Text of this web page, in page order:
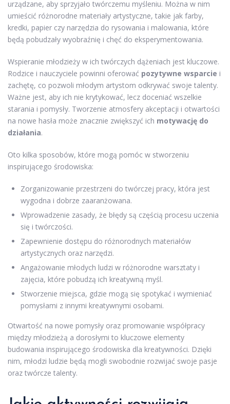
urządzane, aby sprzyjało twórczemu myśleniu. Można w nim
umieścić różnorodne materiały artystyczne, takie jak farby,
kredki, papier czy narzędzia do rysowania i malowania, które
będą pobudzały wyobraźnię i chęć do eksperymentowania.
Wspieranie młodzieży w ich twórczych dążeniach jest kluczowe.
Rodzice i nauczyciele powinni oferować pozytywne wsparcie i
zachętę, co pozwoli młodym artystom odkrywać swoje talenty.
Ważne jest, aby ich nie krytykować, lecz doceniać wszelkie
starania i pomysły. Tworzenie atmosfery akceptacji i otwartości
na nowe hasła może znacznie zwiększyć ich motywację do
działania.
Oto kilka sposobów, które mogą pomóc w stworzeniu
inspirującego środowiska:
Zorganizowanie przestrzeni do twórczej pracy, która jest
wygodna i dobrze zaaranżowana.
Wprowadzenie zasady, że błędy są częścią procesu uczenia
się i twórczości.
Zapewnienie dostępu do różnorodnych materiałów
artystycznych oraz narzędzi.
Angażowanie młodych ludzi w różnorodne warsztaty i
zajęcia, które pobudzą ich kreatywną myśl.
Stworzenie miejsca, gdzie mogą się spotykać i wymieniać
pomysłami z innymi kreatywnymi osobami.
Otwartość na nowe pomysły oraz promowanie współpracy
między młodzieżą a dorosłymi to kluczowe elementy
budowania inspirującego środowiska dla kreatywności. Dzięki
nim, młodzi ludzie będą mogli swobodnie rozwijać swoje pasje
oraz twórcze talenty.